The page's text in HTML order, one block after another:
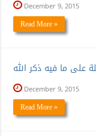
December 9, 2015
Read More »
December 9, 2015
Read More »